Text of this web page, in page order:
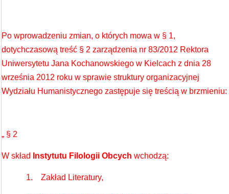
Po wprowadzeniu zmian, o których mowa w § 1,
dotychczasową treść § 2 zarządzenia nr 83/2012 Rektora
Uniwersytetu Jana Kochanowskiego w Kielcach z dnia 28
września 2012 roku w sprawie struktury organizacyjnej
Wydziału Humanistycznego zastępuje się treścią w brzmieniu:
„ § 2
W skład Instytutu Filologii Obcych wchodzą:
1. Zakład Literatury,